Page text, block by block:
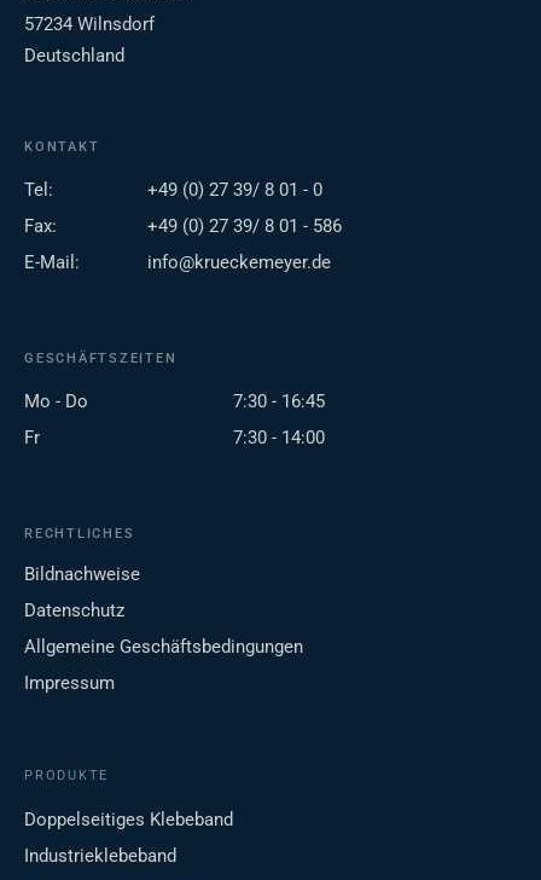
57234 Wilnsdorf
Deutschland
KONTAKT
Tel:
+49 (0) 27 39/ 8 01 - 0
Fax:
+49 (0) 27 39/ 8 01 - 586
E-Mail:
info@krueckemeyer.de
GESCHÄFTSZEITEN
Mo - Do
7:30 - 16:45
Fr
7:30 - 14:00
RECHTLICHES
Bildnachweise
Datenschutz
Allgemeine Geschäftsbedingungen
Impressum
PRODUKTE
Doppelseitiges Klebeband
Industrieklebeband